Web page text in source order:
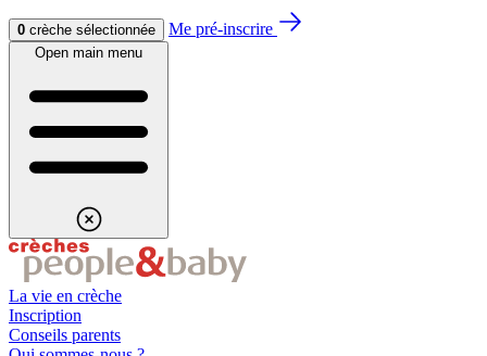
Aller au contenuAller au footer
0 crèche sélectionnée Me pré-inscrire
Open main menu
La vie en crèche
Inscription
Conseils parents